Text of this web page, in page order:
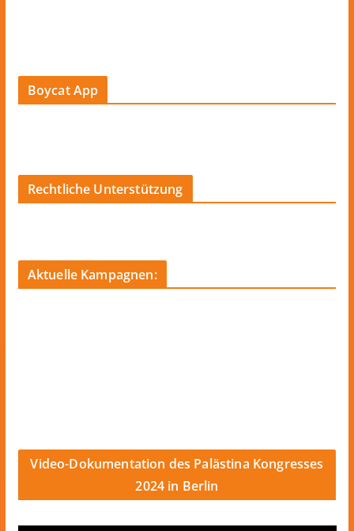
Boycat App
Rechtliche Unterstützung
Aktuelle Kampagnen:
Video-Dokumentation des Palästina Kongresses
2024 in Berlin